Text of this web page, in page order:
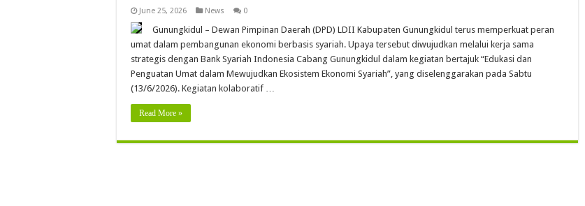
June 25, 2026 News 0
Gunungkidul – Dewan Pimpinan Daerah (DPD) LDII Kabupaten Gunungkidul terus memperkuat peran
umat dalam pembangunan ekonomi berbasis syariah. Upaya tersebut diwujudkan melalui kerja sama
strategis dengan Bank Syariah Indonesia Cabang Gunungkidul dalam kegiatan bertajuk “Edukasi dan
Penguatan Umat dalam Mewujudkan Ekosistem Ekonomi Syariah”, yang diselenggarakan pada Sabtu
(13/6/2026). Kegiatan kolaboratif …
Read More »